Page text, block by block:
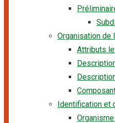
Organisation de
Attributs
Identification et